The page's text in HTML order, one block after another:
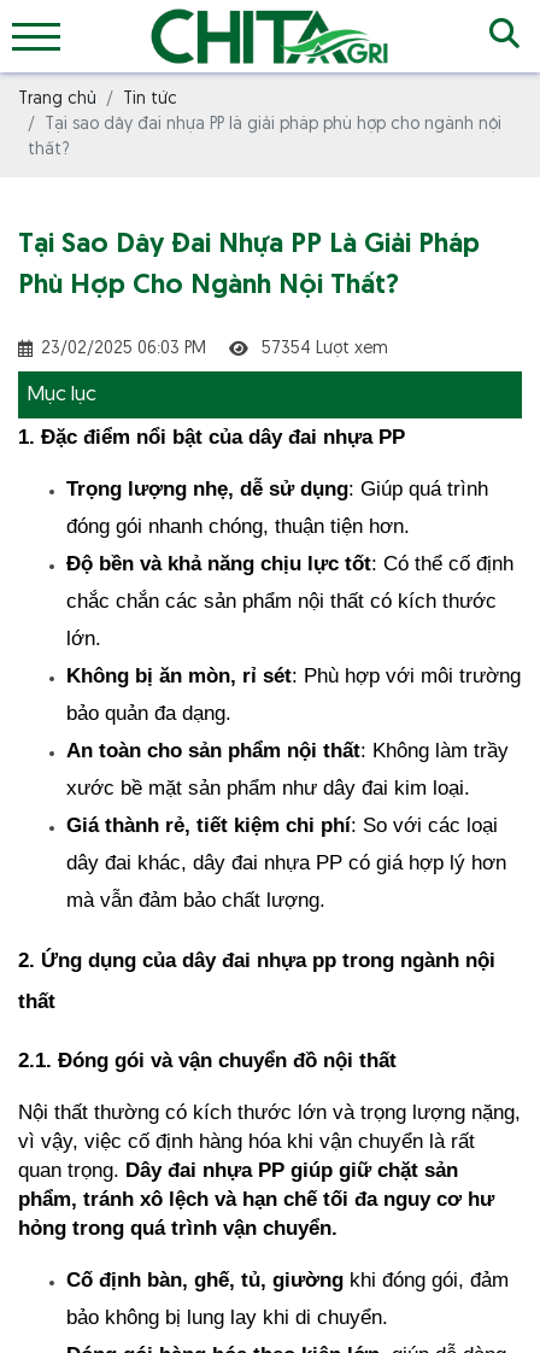
Trang chủ
Tin tức
Tại sao dây đai nhựa PP là giải pháp phù hợp cho ngành nội
thất?
Tại Sao Dây Đai Nhựa PP Là Giải Pháp
Phù Hợp Cho Ngành Nội Thất?
23/02/2025 06:03 PM 57354 Lượt xem
Mục lục
1. Đặc điểm nổi bật của dây đai nhựa PP
Trọng lượng nhẹ, dễ sử dụng: Giúp quá trình
đóng gói nhanh chóng, thuận tiện hơn.
Độ bền và khả năng chịu lực tốt: Có thể cố định
chắc chắn các sản phẩm nội thất có kích thước
lớn.
Không bị ăn mòn, rỉ sét: Phù hợp với môi trường
bảo quản đa dạng.
An toàn cho sản phẩm nội thất: Không làm trầy
xước bề mặt sản phẩm như dây đai kim loại.
Giá thành rẻ, tiết kiệm chi phí: So với các loại
dây đai khác, dây đai nhựa PP có giá hợp lý hơn
mà vẫn đảm bảo chất lượng.
2. Ứng dụng của dây đai nhựa pp trong ngành nội
thất
2.1. Đóng gói và vận chuyển đồ nội thất
Nội thất thường có kích thước lớn và trọng lượng nặng,
vì vậy, việc cố định hàng hóa khi vận chuyển là rất
quan trọng. Dây đai nhựa PP giúp giữ chặt sản
phẩm, tránh xô lệch và hạn chế tối đa nguy cơ hư
hỏng trong quá trình vận chuyển.
Cố định bàn, ghế, tủ, giường khi đóng gói, đảm
bảo không bị lung lay khi di chuyển.